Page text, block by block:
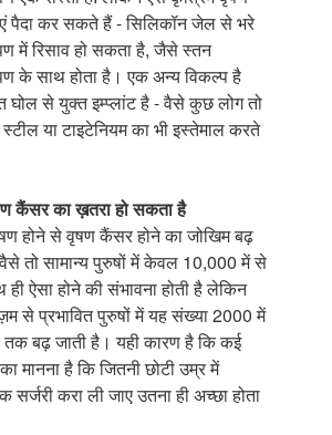
पैदा कर सकते हैं - सिलिकॉन जेल से भरे
में रिसाव हो सकता है, जैसे स्तन
के साथ होता है। एक अन्य विकल्प है
से युक्त इम्प्लांट है - वैसे कुछ लोग तो
या टाइटेनियम का भी इस्तेमाल करते
कैंसर का ख़तरा हो सकता है
होने से वृषण कैंसर होने का जोखिम बढ़
तो सामान्य पुरुषों में केवल 10,000 में से
ऐसा होने की संभावना होती है लेकिन
से प्रभावित पुरुषों में यह संख्या 2000 में
बढ़ जाती है। यही कारण है कि कई
का मानना है कि जितनी छोटी उम्र में
सर्जरी करा ली जाए उतना ही अच्छा होता